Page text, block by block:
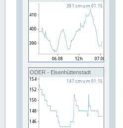
ODER - Eisenhüttenstadt